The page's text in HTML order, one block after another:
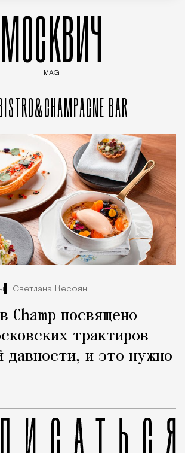
МОСКВИЧ
MAG
BAR
Светлана Кесоян
Champ посвящено
трактиров
давности, и это нужно